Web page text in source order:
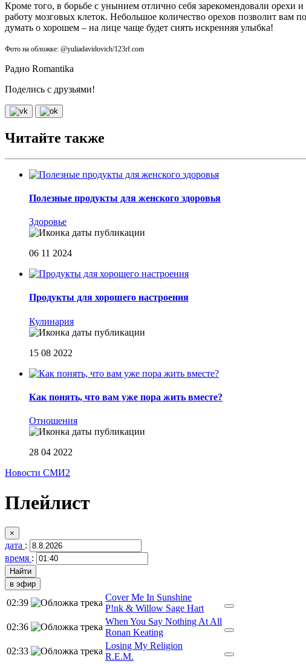
Кроме того, в борьбе с унынием отлично себя зарекомендовали орехи
работу мозговых клеток. Небольшое количество орехов позволит вам
думать о хорошем – на лице чаще будет сиять искренняя улыбка!
Фото на обложке: @yuliadavidovich/123rf.com
Радио Romantika
Поделись с друзьями!
Читайте также
Полезные продукты для женского здоровья
Здоровье
06 11 2024
Продукты для хорошего настроения
Кулинария
15 08 2022
Как понять, что вам уже пора жить вместе?
Отношения
28 04 2022
Новости СМИ2
Плейлист
×
дата :
время :
в эфир
02:39
Cover Me In Sunshine
P!nk & Willow Sage Hart
02:36
When You Say Nothing At All
Ronan Keating
02:33
Losing My Religion
R.E.M.